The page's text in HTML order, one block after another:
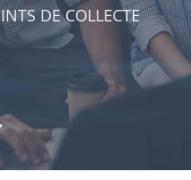
DE COLLECTE